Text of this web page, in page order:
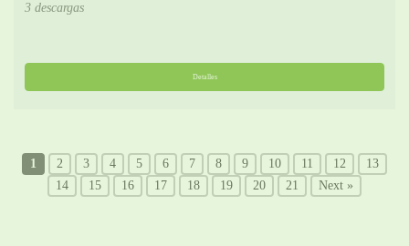
3 descargas
Detalles
1 2 3 4 5 6 7 8 9 10 11 12
13
14
15 16 17 18 19 20 21 Next »